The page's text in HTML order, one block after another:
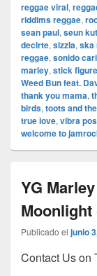
reggae viral,
riddims reggae,
sean paul, seun
decirte, sizzla, ska
reggae, sonido
marley, stick figure
Weed Bun feat.
thank you mama,
birds, toots and
true love, vibra
welcome to
YG
Publicado el junio
Contact Us on